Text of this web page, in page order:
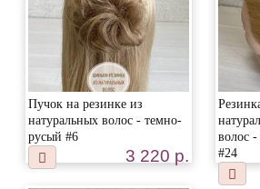
Пучок на резинке из
натуральных волос - темно-
русый #6
3 220 р.
волос
#24